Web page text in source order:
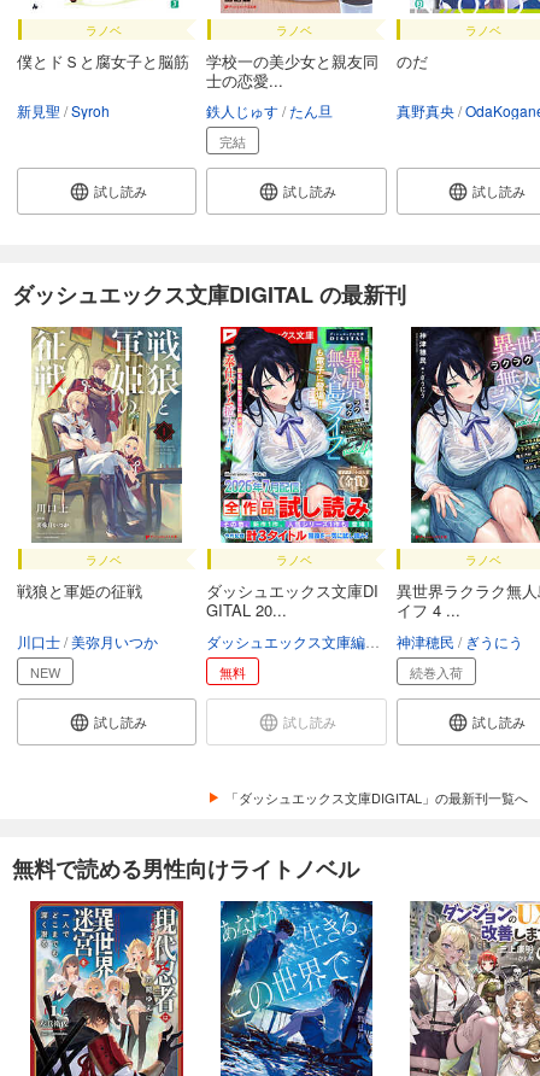
ラノベ
僕とドＳと腐女子と脳筋
新見聖 Syroh
試し読み
ラノベ
学校一の美少女と親友同
士の恋愛...
鉄人じゅす たん旦
完結
試し読み
ラノベ
のだ
真野真央
試し読み
ダッシュエックス文庫DIGITAL の最新刊
ラノベ
戦狼と軍姫の征戦
川口士 美弥月いつか
NEW
試し読み
ラノベ
ダッシュエックス文庫DI
GITAL 20...
無料
試し読み
ラノベ
異世界ラクラク無
イフ 4 ...
神津穂民 ぎうにう
続巻入荷
試し読み
「ダッシュエックス文庫DIGITAL」の最新刊一覧へ
無料で読める男性向けライトノベル